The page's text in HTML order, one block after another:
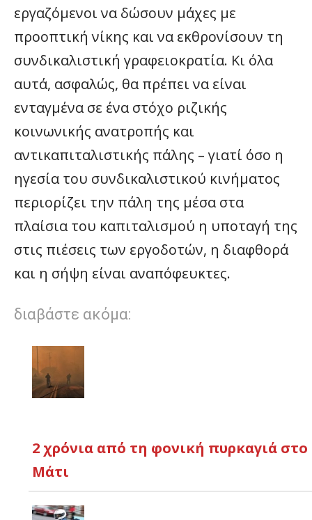
εργαζόμενοι να δώσουν μάχες με
προοπτική νίκης και να εκθρονίσουν τη
συνδικαλιστική γραφειοκρατία. Κι όλα
αυτά, ασφαλώς, θα πρέπει να είναι
ενταγμένα σε ένα στόχο ριζικής
κοινωνικής ανατροπής και
αντικαπιταλιστικής πάλης – γιατί όσο η
ηγεσία του συνδικαλιστικού κινήματος
περιορίζει την πάλη της μέσα στα
πλαίσια του καπιταλισμού η υποταγή της
στις πιέσεις των εργοδοτών, η διαφθορά
και η σήψη είναι αναπόφευκτες.
διαβάστε ακόμα:
2 χρόνια από τη φονική πυρκαγιά στο
Μάτι